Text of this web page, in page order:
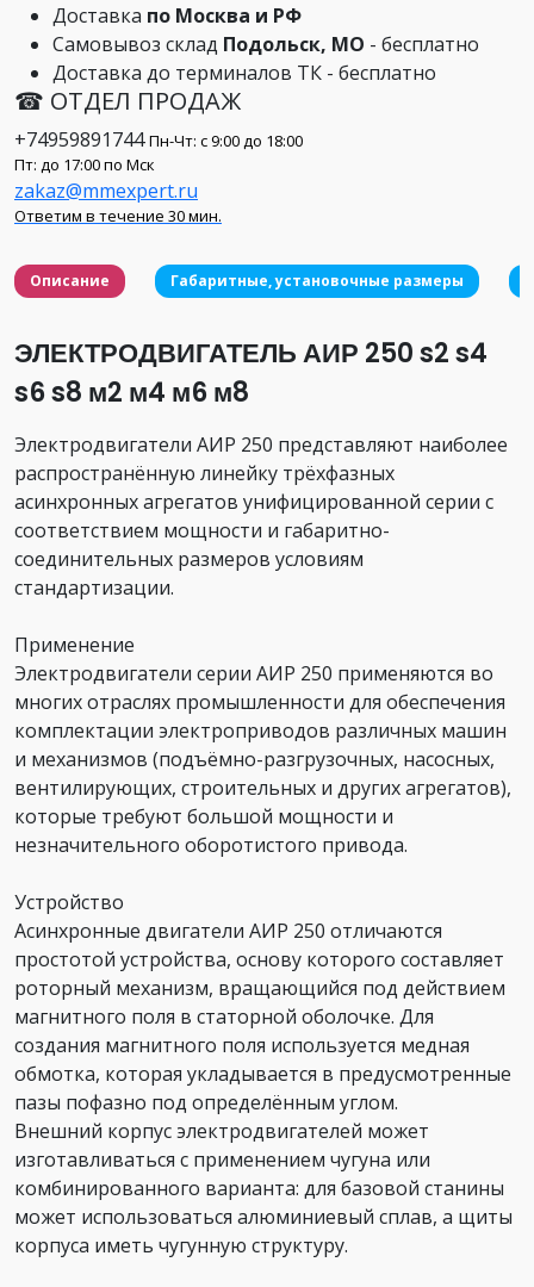
Доставка по Москва и РФ
Самовывоз склад Подольск, МО - бесплатно
Доставка до терминалов ТК - бесплатно
☎ ОТДЕЛ ПРОДАЖ
+74959891744 Пн-Чт: с 9:00 до 18:00
Пт: до 17:00 по Мск
zakaz@mmexpert.ru
Ответим в течение 30 мин.
Описание Габаритные, установочные размеры
ЭЛЕКТРОДВИГАТЕЛЬ АИР 250 s2 s4
s6 s8 м2 м4 м6 м8
Электродвигатели АИР 250 представляют наиболее
распространённую линейку трёхфазных
асинхронных агрегатов унифицированной серии с
соответствием мощности и габаритно-
соединительных размеров условиям
стандартизации.
Применение
Электродвигатели серии АИР 250 применяются во
многих отраслях промышленности для обеспечения
комплектации электроприводов различных машин
и механизмов (подъёмно-разгрузочных, насосных,
вентилирующих, строительных и других агрегатов),
которые требуют большой мощности и
незначительного оборотистого привода.
Устройство
Асинхронные двигатели АИР 250 отличаются
простотой устройства, основу которого составляет
роторный механизм, вращающийся под действием
магнитного поля в статорной оболочке. Для
создания магнитного поля используется медная
обмотка, которая укладывается в предусмотренные
пазы пофазно под определённым углом.
Внешний корпус электродвигателей может
изготавливаться с применением чугуна или
комбинированного варианта: для базовой станины
может использоваться алюминиевый сплав, а щиты
корпуса иметь чугунную структуру.